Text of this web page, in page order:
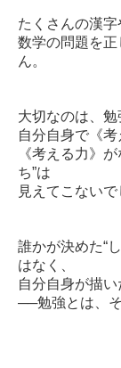
たくさんの漢字
数学の問題を
ん。
大切なのは、勉
自分自身で《考
《考える力》
ち”は
見えてこないで
誰かが決めた“
はなく、
自分自身が描い
──勉強とは、